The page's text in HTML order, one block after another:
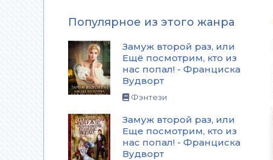
Популярное из этого жанра
Замуж второй раз, или
Ещё посмотрим, кто из
нас попал! - Франциска
Вудворт
Фэнтези
Замуж второй раз, или
Еще посмотрим, кто из
нас попал! - Франциска
Вудворт